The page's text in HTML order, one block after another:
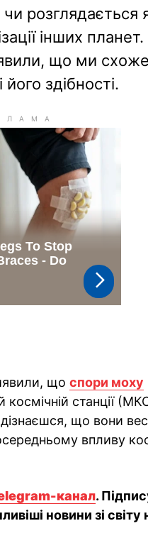
розглядається
інших
що ми
здібності.
що спори моху
космічній станції
що вони
впливу
канал.
новини зі світу